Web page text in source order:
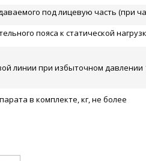
под лицевую часть (при
пояса к статической
линии при избыточном давлении
в комплекте, кг, не более